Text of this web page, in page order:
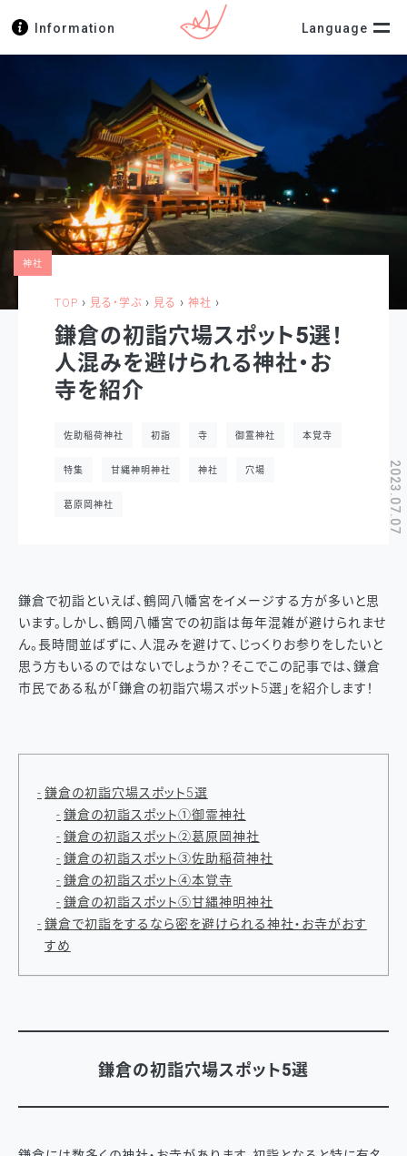
Language
Information
TOP › 見る・学ぶ › 見る › 神社 ›
神社
鎌倉の初詣穴場スポット5選！
人混みを避けられる神社・お
寺を紹介
2023.07.07
佐助稲荷神社 初詣 寺 御霊神社 本覚寺
特集 甘縄神明神社 神社 穴場
葛原岡神社
鎌倉で初詣といえば、鶴岡八幡宮をイメージする方が多いと思
います。しかし、鶴岡八幡宮での初詣は毎年混雑が避けられませ
ん。長時間並ばずに、人混みを避けて、じっくりお参りをしたいと
思う方もいるのではないでしょうか？そこでこの記事では、鎌倉
市民である私が「鎌倉の初詣穴場スポット5選」を紹介します！
鎌倉の初詣穴場スポット5選
鎌倉の初詣スポット①御霊神社
鎌倉の初詣スポット②葛原岡神社
鎌倉の初詣スポット③佐助稲荷神社
鎌倉の初詣スポット④本覚寺
鎌倉の初詣スポット⑤甘縄神明神社
鎌倉で初詣をするなら密を避けられる神社・お寺がおす
すめ
鎌倉の初詣穴場スポット5選